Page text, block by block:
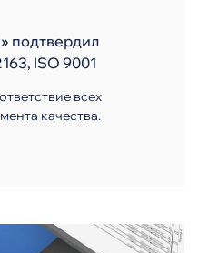
подтвердил
ISO 9001
всех
качества.